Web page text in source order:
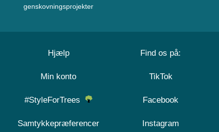
genskovningsprojekter
Hjælp
Min konto
#StyleForTrees
Samtykkepræferencer
Find os på:
TikTok
Facebook
Instagram